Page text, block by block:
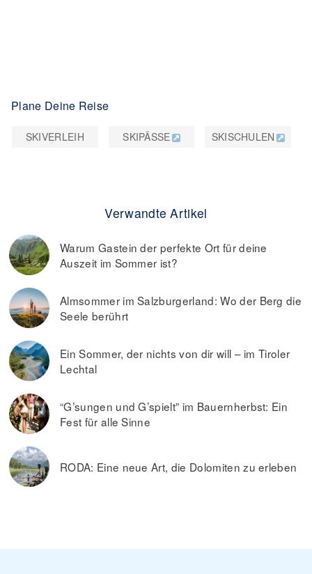
Plane Deine Reise
SKIVERLEIH SKIPÄSSE SKISCHULEN
Verwandte Artikel
Warum Gastein der perfekte Ort für deine
Auszeit im Sommer ist?
Almsommer im Salzburgerland: Wo der Berg die
Seele berührt
Ein Sommer, der nichts von dir will – im Tiroler
Lechtal
“G’sungen und G’spielt” im Bauernherbst: Ein
Fest für alle Sinne
RODA: Eine neue Art, die Dolomiten zu erleben